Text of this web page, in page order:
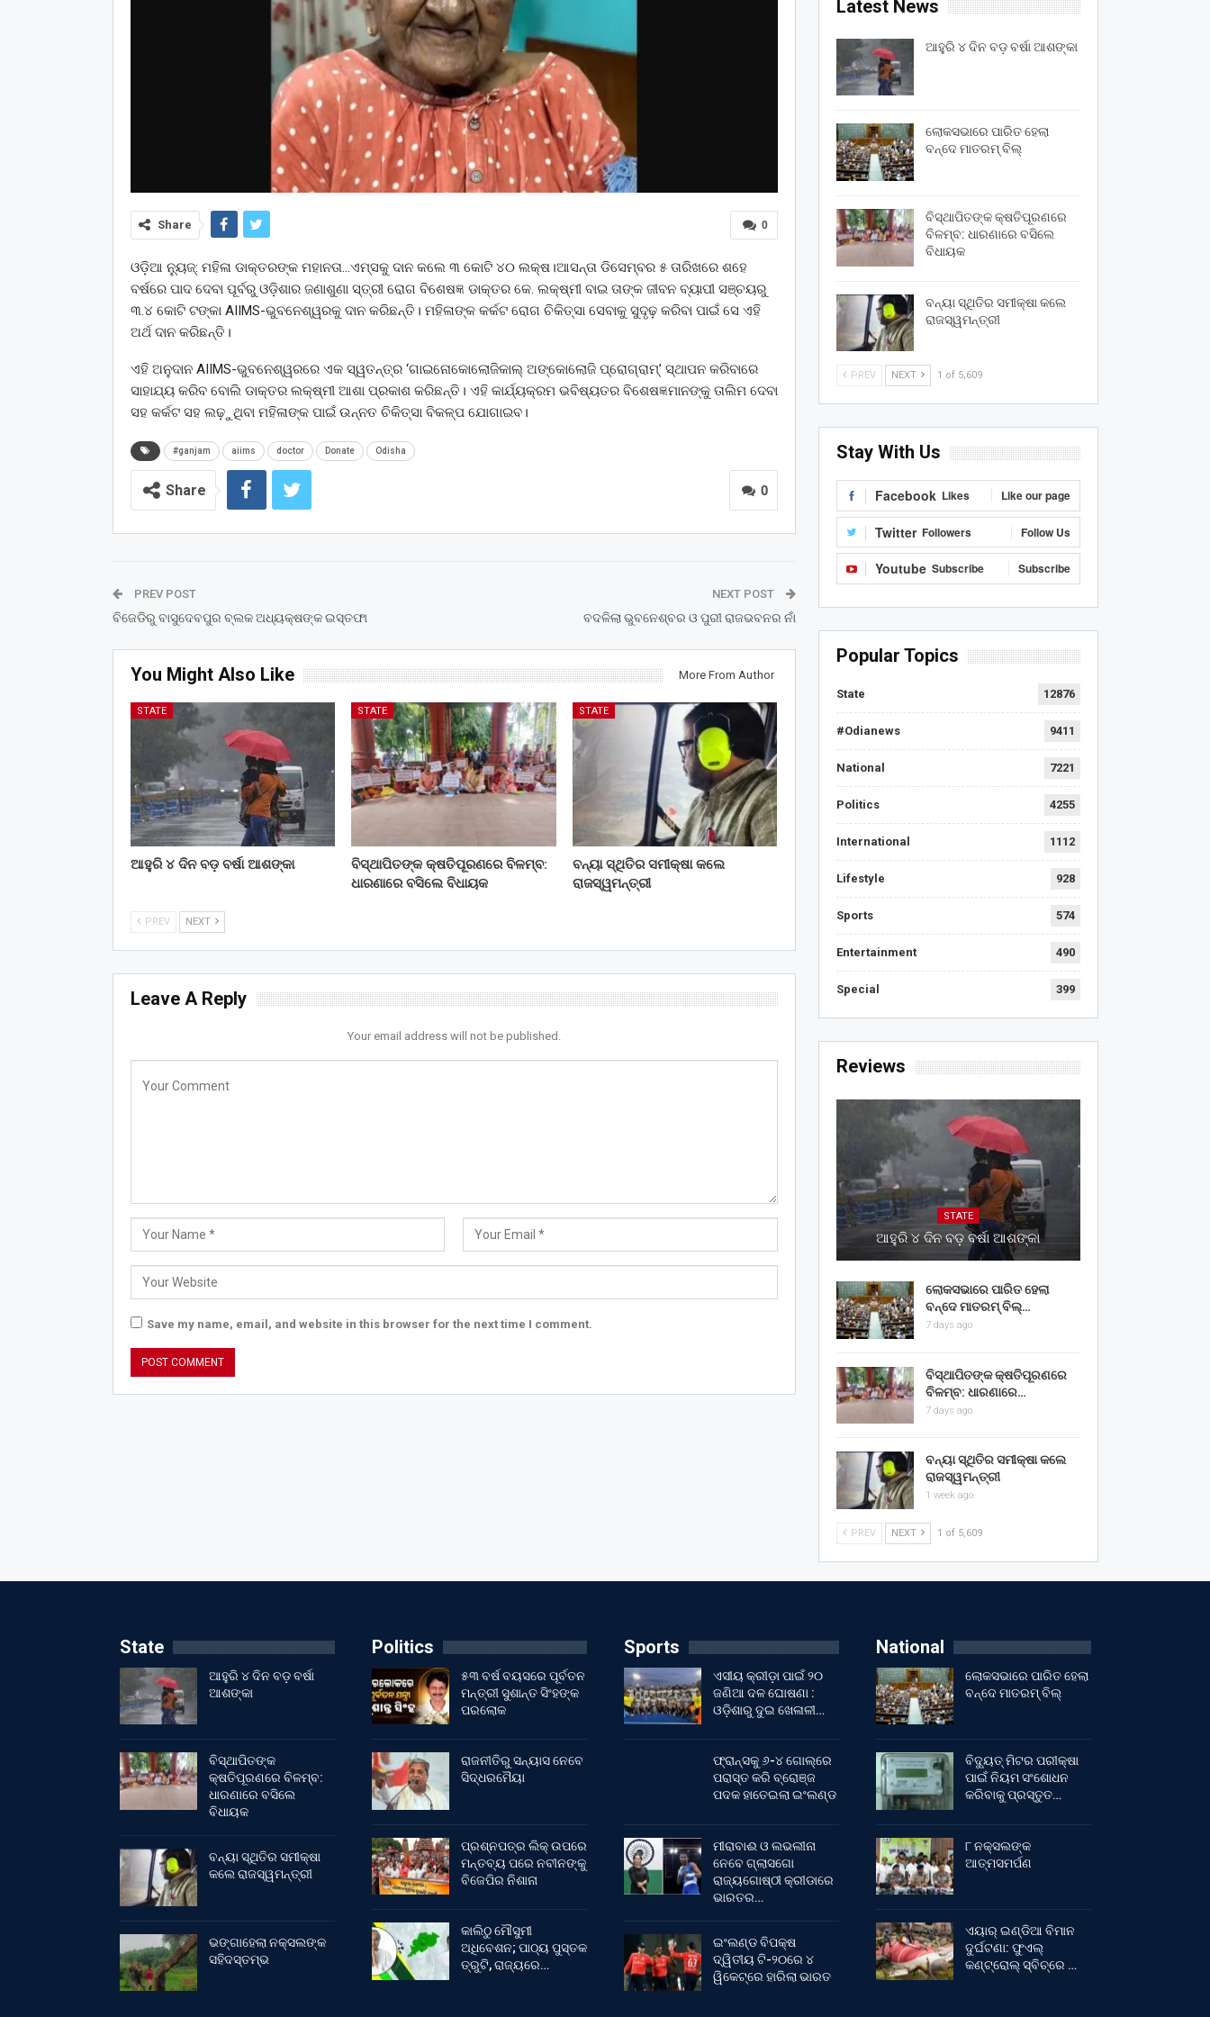
0
Share
ଓଡ଼ିଆ ନ୍ୟୁଜ୍: ମହିଳା ଡାକ୍ତରଙ୍କ ମହାନତା…ଏମ୍ସକୁ ଦାନ କଲେ ୩ କୋଟି ୪୦ ଲକ୍ଷ।ଆସନ୍ତା ଡିସେମ୍ବର ୫ ତାରିଖରେ ଶହେ
ବର୍ଷରେ ପାଦ ଦେବା ପୂର୍ବରୁ ଓଡ଼ିଶାର ଜଣାଶୁଣା ସ୍ତ୍ରୀ ରୋଗ ବିଶେଷଜ୍ଞ ଡାକ୍ତର କେ. ଲକ୍ଷ୍ମୀ ବାଇ ତାଙ୍କ ଜୀବନ ବ୍ୟାପୀ ସଞ୍ଚୟରୁ
୩.୪ କୋଟି ଟଙ୍କା AIIMS-ଭୁବନେଶ୍ୱରକୁ ଦାନ କରିଛନ୍ତି। ମହିଳାଙ୍କ କର୍କଟ ରୋଗ ଚିକିତ୍ସା ସେବାକୁ ସୁଦୃଢ଼ କରିବା ପାଇଁ ସେ ଏହି
ଅର୍ଥ ଦାନ କରିଛନ୍ତି।
ଏହି ଅନୁଦାନ AIIMS-ଭୁବନେଶ୍ୱରରେ ଏକ ସ୍ୱତନ୍ତ୍ର ‘ଗାଇନୋକୋଲୋଜିକାଲ୍ ଅଙ୍କୋଲୋଜି ପ୍ରୋଗ୍ରାମ୍’ ସ୍ଥାପନ କରିବାରେ
ସାହାଯ୍ୟ କରିବ ବୋଲି ଡାକ୍ତର ଲକ୍ଷ୍ମୀ ଆଶା ପ୍ରକାଶ କରିଛନ୍ତି। ଏହି କାର୍ଯ୍ୟକ୍ରମ ଭବିଷ୍ୟତର ବିଶେଷଜ୍ଞମାନଙ୍କୁ ତାଲିମ ଦେବା
ସହ କର୍କଟ ସହ ଲଢ଼ୁଥିବା ମହିଳାଙ୍କ ପାଇଁ ଉନ୍ନତ ଚିକିତ୍ସା ବିକଳ୍ପ ଯୋଗାଇବ।
#ganjam aiims doctor Donate Odisha
0
Share
PREV POST
ବିଜେଡିରୁ ବାସୁଦେବପୁର ବ୍ଲକ ଅଧ୍ୟକ୍ଷଙ୍କ ଇସ୍ତଫା
NEXT POST
ବଦଳିଲା ଭୁବନେଶ୍ବର ଓ ପୁରୀ ରାଜଭବନର ନାଁ
You Might Also Like More From Author
STATE
ଆହୁରି ୪ ଦିନ ବଡ଼ ବର୍ଷା ଆଶଙ୍କା
STATE
ବିସ୍ଥାପିତଙ୍କ କ୍ଷତିପୂରଣରେ ବିଳମ୍ବ:
ଧାରଣାରେ ବସିଲେ ବିଧାୟକ
STATE
ବନ୍ୟା ସ୍ଥିତିର ସମୀକ୍ଷା କଲେ
ରାଜସ୍ୱମନ୍ତ୍ରୀ
PREV NEXT
Leave A Reply
Your email address will not be published.
Save my name, email, and website in this browser for the next time I comment.
Latest News
ଆହୁରି ୪ ଦିନ ବଡ଼ ବର୍ଷା ଆଶଙ୍କା
ଲୋକସଭାରେ ପାରିତ ହେଲା
ବନ୍ଦେ ମାତରମ୍‌ ବିଲ୍‌
ବିସ୍ଥାପିତଙ୍କ କ୍ଷତିପୂରଣରେ
ବିଳମ୍ବ: ଧାରଣାରେ ବସିଲେ
ବିଧାୟକ
ବନ୍ୟା ସ୍ଥିତିର ସମୀକ୍ଷା କଲେ
ରାଜସ୍ୱମନ୍ତ୍ରୀ
PREV NEXT 1 of 5,609
Stay With Us
Facebook Likes Like our page
Twitter Followers Follow Us
Youtube Subscribe Subscribe
Popular Topics
State 12876
#Odianews 9411
National 7221
Politics 4255
International 1112
Lifestyle 928
Sports 574
Entertainment 490
Special 399
Reviews
STATE
ଆହୁରି ୪ ଦିନ ବଡ଼ ବର୍ଷା ଆଶଙ୍କା
ଲୋକସଭାରେ ପାରିତ ହେଲା
ବନ୍ଦେ ମାତରମ୍‌ ବିଲ୍‌…
7 days ago
ବିସ୍ଥାପିତଙ୍କ କ୍ଷତିପୂରଣରେ
ବିଳମ୍ବ: ଧାରଣାରେ…
7 days ago
ବନ୍ୟା ସ୍ଥିତିର ସମୀକ୍ଷା କଲେ
ରାଜସ୍ୱମନ୍ତ୍ରୀ
1 week ago
PREV NEXT 1 of 5,609
State
ଆହୁରି ୪ ଦିନ ବଡ଼ ବର୍ଷା
ଆଶଙ୍କା
ବିସ୍ଥାପିତଙ୍କ
କ୍ଷତିପୂରଣରେ ବିଳମ୍ବ:
ଧାରଣାରେ ବସିଲେ
ବିଧାୟକ
ବନ୍ୟା ସ୍ଥିତିର ସମୀକ୍ଷା
କଲେ ରାଜସ୍ୱମନ୍ତ୍ରୀ
ଭଙ୍ଗାହେଲା ନକ୍ସଲଙ୍କ
ସହିଦସ୍ତମ୍ଭ
Politics
୫୩ ବର୍ଷ ବୟସରେ ପୂର୍ବତନ
ମନ୍ତ୍ରୀ ସୁଶାନ୍ତ ସିଂହଙ୍କ
ପରଲୋକ
ରାଜନୀତିରୁ ସନ୍ୟାସ ନେବେ
ସିଦ୍ଧରମୈୟା
ପ୍ରଶ୍ନପତ୍ର ଲିକ୍ ଉପରେ
ମନ୍ତବ୍ୟ ପରେ ନବୀନଙ୍କୁ
ବିଜେପିର ନିଶାନା
କାଲିଠୁ ମୌସୁମୀ
ଅଧିବେଶନ; ପାଠ୍ୟ ପୁସ୍ତକ
ତ୍ରୁଟି, ରାଜ୍ୟରେ…
Sports
ଏସୀୟ କ୍ରୀଡ଼ା ପାଇଁ ୨୦
ଜଣିଆ ଦଳ ଘୋଷଣା :
ଓଡ଼ିଶାରୁ ଦୁଇ ଖେଳାଳୀ…
ଫ୍ରାନ୍ସକୁ ୬-୪ ଗୋଲ୍‌ରେ
ପରାସ୍ତ କରି ବ୍ରୋଞ୍ଜ
ପଦକ ହାତେଇଲା ଇଂଲଣ୍ଡ
ମୀରାବାଈ ଓ ଲଭଲୀନା
ନେବେ ଗ୍ଲାସଗୋ
ରାଜ୍ୟଗୋଷ୍ଠୀ କ୍ରୀଡାରେ
ଭାରତର…
ଇଂଲଣ୍ଡ ବିପକ୍ଷ
ଦ୍ୱିତୀୟ ଟି-୨୦ରେ ୪
ୱିକେଟ୍‌ରେ ହାରିଲା ଭାରତ
National
ଲୋକସଭାରେ ପାରିତ ହେଲା
ବନ୍ଦେ ମାତରମ୍‌ ବିଲ୍‌
ବିଦ୍ୟୁତ୍ ମିଟର ପରୀକ୍ଷା
ପାଇଁ ନିୟମ ସଂଶୋଧନ
କରିବାକୁ ପ୍ରସ୍ତୁତ…
୮ ନକ୍ସଲଙ୍କ
ଆତ୍ମସମର୍ପଣ
ଏୟାର୍ ଇଣ୍ଡିଆ ବିମାନ
ଦୁର୍ଘଟଣା: ଫୁଏଲ୍‌
କଣ୍ଟ୍ରୋଲ୍‌ ସ୍ବିଚ୍‌ରେ …